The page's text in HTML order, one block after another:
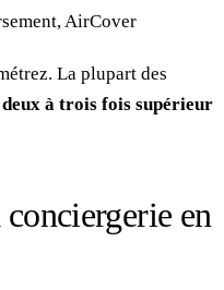
AirCover
La plupart des
deux à trois fois supérieur
en